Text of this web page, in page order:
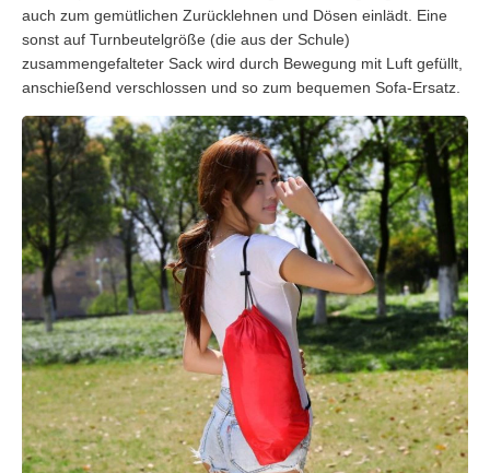
auch zum gemütlichen Zurücklehnen und Dösen einlädt. Eine
sonst auf Turnbeutelgröße (die aus der Schule)
zusammengefalteter Sack wird durch Bewegung mit Luft gefüllt,
anschießend verschlossen und so zum bequemen Sofa-Ersatz.